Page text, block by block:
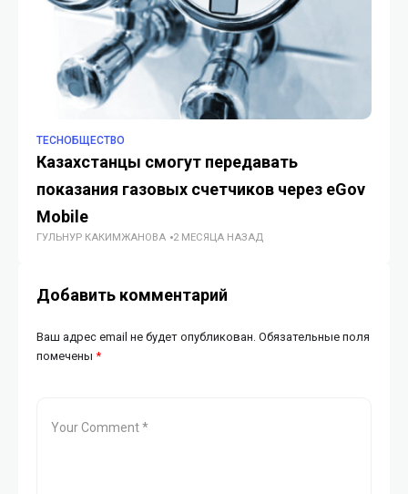
TECHОБЩЕСТВО
Казахстанцы смогут передавать
показания газовых счетчиков через eGov
Mobile
ГУЛЬНУР КАКИМЖАНОВА 2 МЕСЯЦА НАЗАД
Добавить комментарий
Ваш адрес email не будет опубликован. Обязательные поля
помечены *